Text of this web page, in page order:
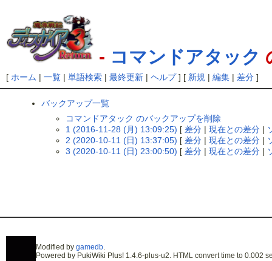
- コマンドアタック
[ ホーム | 一覧| 単語検索| 最終更新| ヘルプ] [ 新規 | 編集| 差分]
バックアップ一覧
コマンドアタック のバックアップを削除
1 (2016-11-28 (月) 13:09:25) [ 差分 | 現在との差分 |
2 (2020-10-11 (日) 13:37:05) [ 差分 | 現在との差分 |
3 (2020-10-11 (日) 23:00:50) [ 差分 | 現在との差分 |
Modified by gamedb.
Powered by PukiWiki Plus! 1.4.6-plus-u2. HTML convert time to 0.002